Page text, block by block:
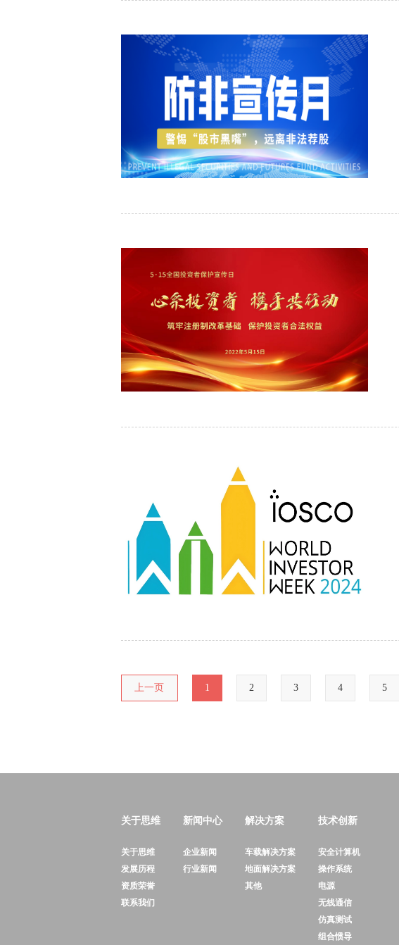
上一页 1 2 3 4 5
关于思维
关于思维
发展历程
资质荣誉
联系我们
新闻中心
企业新闻
行业新闻
解决方案
车载解决方案
地面解决方案
其他
技术创新
安全计算机
操作系统
电源
无线通信
仿真测试
组合惯导